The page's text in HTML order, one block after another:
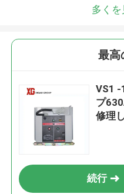
多く
最高
VS1 -
プ
修理
続行